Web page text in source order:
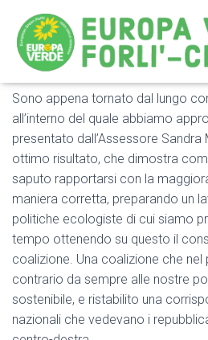
Approvato il piano del
Sono appena tornato dal lungo
all’interno del quale abbiamo
presentato dall’Assessore Sandra
ottimo risultato, che dimostra
saputo rapportarsi con la
maniera corretta, preparando un
politiche ecologiste di cui siamo
tempo ottenendo su questo il
coalizione. Una coalizione che nel
contrario da sempre alle nostre
sostenibile, e ristabilito una
nazionali che vedevano i